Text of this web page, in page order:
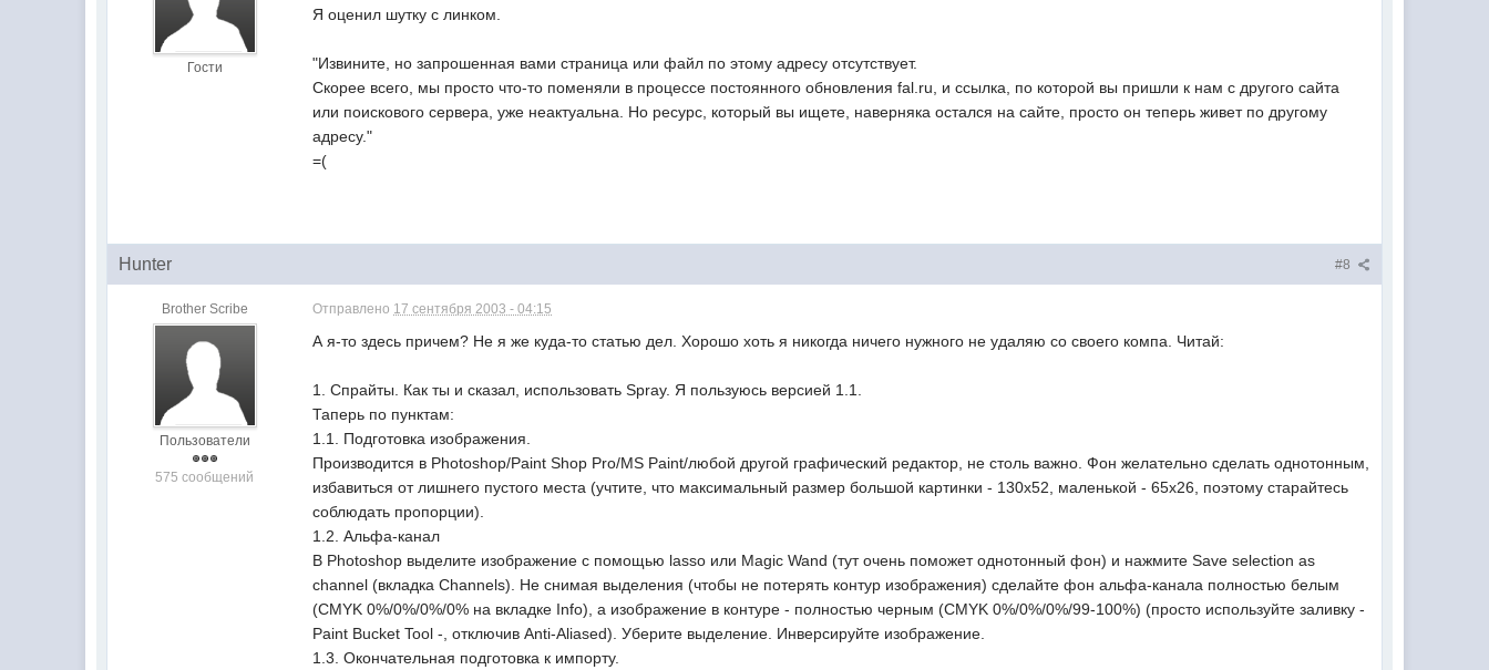
Гости
Я оценил шутку с линком.
"Извините, но запрошенная вами страница или файл по этому адресу отсутствует.
Скорее всего, мы просто что-то поменяли в процессе постоянного обновления fal.ru, и ссылка, по которой вы пришли к нам с другого сайта
или поискового сервера, уже неактуальна. Но ресурс, который вы ищете, наверняка остался на сайте, просто он теперь живет по другому
адресу."
=(
#8
Hunter
Brother Scribe
Пользователи
575 сообщений
Отправлено 17 сентября 2003 - 04:15
А я-то здесь причем? Не я же куда-то статью дел. Хорошо хоть я никогда ничего нужного не удаляю со своего компа. Читай:
1. Спрайты. Как ты и сказал, использовать Spray. Я пользуюсь версией 1.1.
Таперь по пунктам:
1.1. Подготовка изображения.
Производится в Photoshop/Paint Shop Pro/MS Paint/любой другой графический редактор, не столь важно. Фон желательно сделать однотонным,
избавиться от лишнего пустого места (учтите, что максимальный размер большой картинки - 130х52, маленькой - 65х26, поэтому старайтесь
соблюдать пропорции).
1.2. Альфа-канал
В Photoshop выделите изображение с помощью lasso или Magic Wand (тут очень поможет однотонный фон) и нажмите Save selection as
channel (вкладка Channels). Не снимая выделения (чтобы не потерять контур изображения) сделайте фон альфа-канала полностью белым
(CMYK 0%/0%/0%/0% на вкладке Info), а изображение в контуре - полностью черным (CMYK 0%/0%/0%/99-100%) (просто используйте заливку -
Paint Bucket Tool -, отключив Anti-Aliased). Уберите выделение. Инверсируйте изображение.
1.3. Окончательная подготовка к импорту.